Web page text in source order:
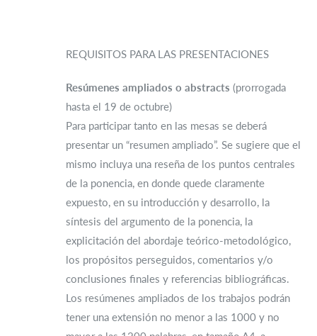
REQUISITOS PARA LAS PRESENTACIONES
Resúmenes ampliados o abstracts (prorrogada
hasta el 19 de octubre)
Para participar tanto en las mesas se deberá
presentar un “resumen ampliado”. Se sugiere que el
mismo incluya una reseña de los puntos centrales
de la ponencia, en donde quede claramente
expuesto, en su introducción y desarrollo, la
síntesis del argumento de la ponencia, la
explicitación del abordaje teórico-metodológico,
los propósitos perseguidos, comentarios y/o
conclusiones finales y referencias bibliográficas.
Los resúmenes ampliados de los trabajos podrán
tener una extensión no menor a las 1000 y no